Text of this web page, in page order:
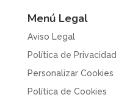
Menú Legal
Aviso Legal
Política de Privacidad
Personalizar Cookies
Política de Cookies